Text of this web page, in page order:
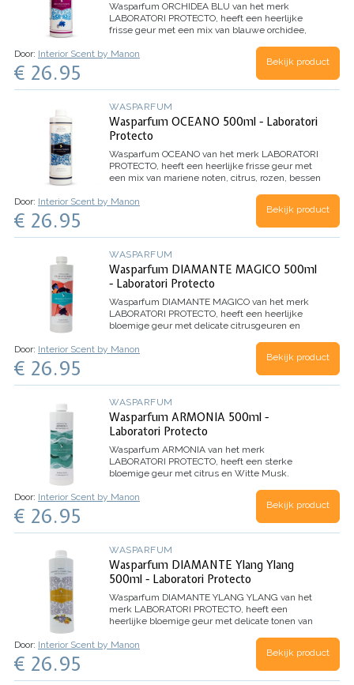
Wasparfum ORCHIDEA BLU van het merk
LABORATORI PROTECTO, heeft een heerlijke
frisse geur met een mix van blauwe orchidee,
100 wasbeurten)
Door: Interior Scent by Manon
€ 26.95 Bekijk product
WASPARFUM
Wasparfum OCEANO 500ml - Laboratori
Protecto
Wasparfum OCEANO van het merk LABORATORI
PROTECTO, heeft een heerlijke frisse geur met
een mix van mariene noten, citrus, rozen, bessen
wasbeurten)
Door: Interior Scent by Manon
€ 26.95 Bekijk product
WASPARFUM
Wasparfum DIAMANTE MAGICO 500ml
- Laboratori Protecto
Wasparfum DIAMANTE MAGICO van het merk
LABORATORI PROTECTO, heeft een heerlijke
bloemige geur met delicate citrusgeuren en
wasparfum, evolueert het parfum beter en
Inhoud 500ml
Door: Interior Scent by Manon
€ 26.95 Bekijk product
WASPARFUM
Wasparfum ARMONIA 500ml -
Laboratori Protecto
Wasparfum ARMONIA van het merk
LABORATORI PROTECTO, heeft een sterke
bloemige geur met citrus en Witte Musk.
evolueert het parfum beter en behoudt het de
Inhoud 500ml (voor 100
Door: Interior Scent by Manon
€ 26.95 Bekijk product
WASPARFUM
Wasparfum DIAMANTE Ylang Ylang
500ml - Laboratori Protecto
Wasparfum DIAMANTE YLANG YLANG van het
merk LABORATORI PROTECTO, heeft een
heerlijke bloemige geur met delicate tonen van
Dennen
HART: Jasmijn, Lelie, Roos
Inhoud 500ml
Door: Interior Scent by Manon
€ 26.95 Bekijk product